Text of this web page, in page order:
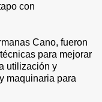
con
Cano, fueron
para mejorar
utilización y
maquinaria para